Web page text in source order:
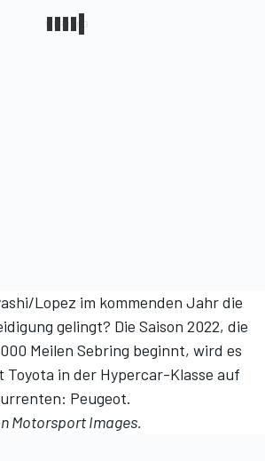
Lopez im kommenden Jahr die
gelingt? Die Saison 2022, die
Meilen Sebring beginnt, wird es
in der Hypercar-Klasse auf
Peugeot.
Motorsport Images.